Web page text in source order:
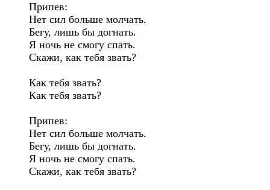
Припев:
Нет сил больше молчать.
Бегу, лишь бы догнать.
Я ночь не смогу спать.
Скажи, как тебя звать?
Как тебя звать?
Как тебя звать?
Припев:
Нет сил больше молчать.
Бегу, лишь бы догнать.
Я ночь не смогу спать.
Скажи, как тебя звать?